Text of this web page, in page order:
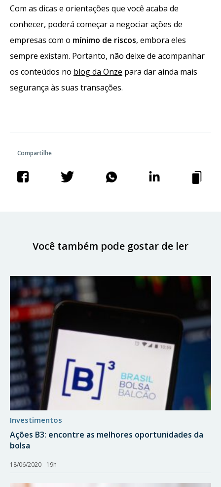
Compartilhe
Com as dicas e orientações que você acaba de
conhecer, poderá começar a negociar ações de
empresas com o mínimo de riscos, embora eles
sempre existam. Portanto, não deixe de acompanhar
os conteúdos no blog da Onze para dar ainda mais
segurança às suas transações.
Você também pode gostar de ler
investimentos
Ações B3: encontre as melhores oportunidades da
bolsa
18/06/2020 - 19h